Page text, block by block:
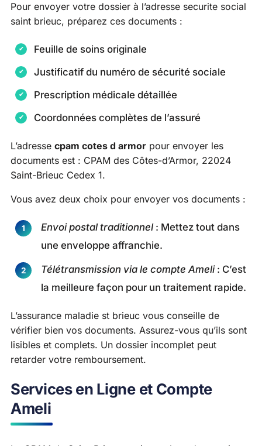
Pour envoyer votre dossier à l’adresse securite social
saint brieuc, préparez ces documents :
Feuille de soins originale
Justificatif du numéro de sécurité sociale
Prescription médicale détaillée
Coordonnées complètes de l’assuré
L’adresse cpam cotes d armor pour envoyer les
documents est : CPAM des Côtes-d’Armor, 22024
Saint-Brieuc Cedex 1.
Vous avez deux choix pour envoyer vos documents :
Envoi postal traditionnel: Mettez tout dans
une enveloppe affranchie.
Télétransmission via le compte Ameli: C’est
la meilleure façon pour un traitement rapide.
L’assurance maladie st brieuc vous conseille de
vérifier bien vos documents. Assurez-vous qu’ils sont
lisibles et complets. Un dossier incomplet peut
retarder votre remboursement.
Services en Ligne et Compte
Ameli